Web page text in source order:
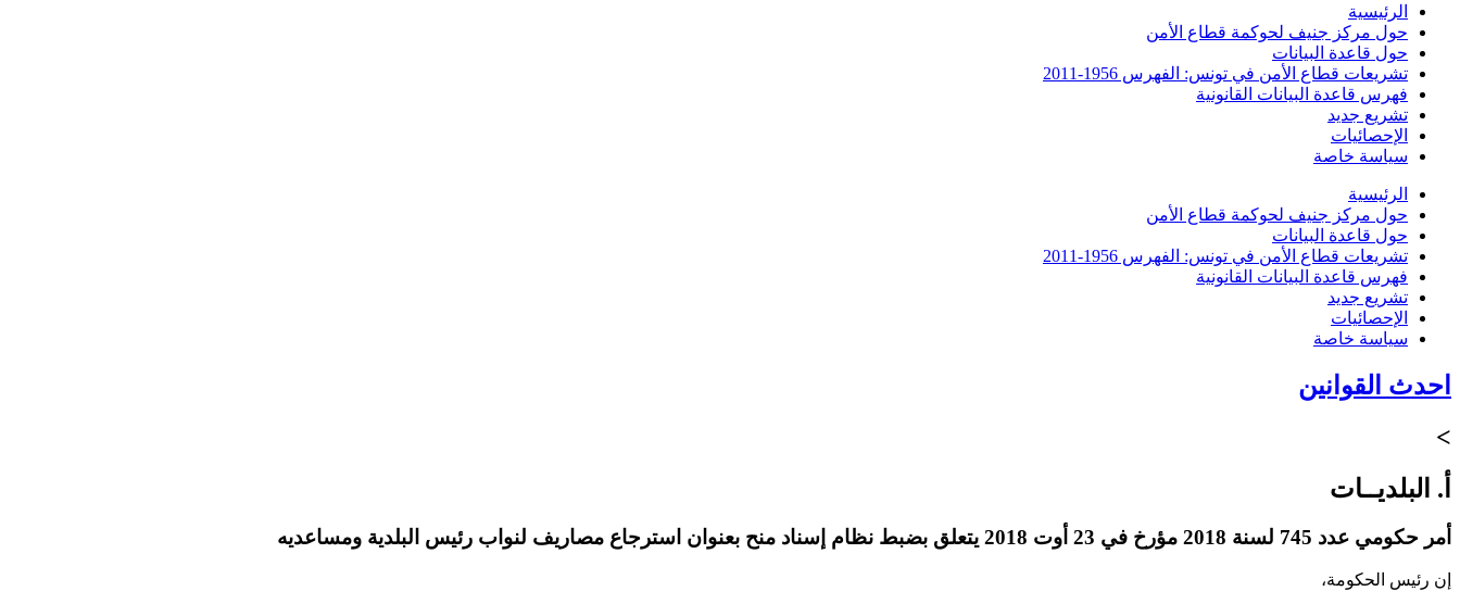
الرئيسية
حول مركز جنيف لحوكمة قطاع الأمن
حول قاعدة البيانات
تشريعات قطاع الأمن في تونس: الفهرس 1956-2011
فهرس قاعدة البيانات القانونية
تشريع جديد
الإحصائيات
سياسة خاصة
الرئيسية
حول مركز جنيف لحوكمة قطاع الأمن
حول قاعدة البيانات
تشريعات قطاع الأمن في تونس: الفهرس 1956-2011
فهرس قاعدة البيانات القانونية
تشريع جديد
الإحصائيات
سياسة خاصة
احدث القوانين
>
أ. البلديــات
أمر حكومي عدد 745 لسنة 2018 مؤرخ في 23 أوت 2018 يتعلق بضبط نظام إسناد منح بعنوان استرجاع مصاريف لنواب رئيس البلدية ومساعديه
إن رئيس الحكومة،